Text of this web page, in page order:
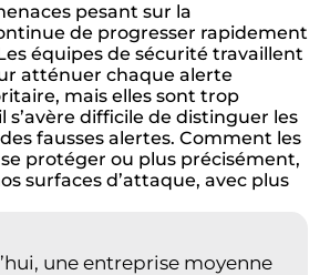
pesant sur la
de progresser rapidement
équipes de sécurité travaillent
atténuer chaque alerte
mais elles sont trop
s’avère difficile de distinguer les
fausses alertes. Comment les
protéger ou plus précisément,
surfaces d’attaque, avec plus
une entreprise moyenne